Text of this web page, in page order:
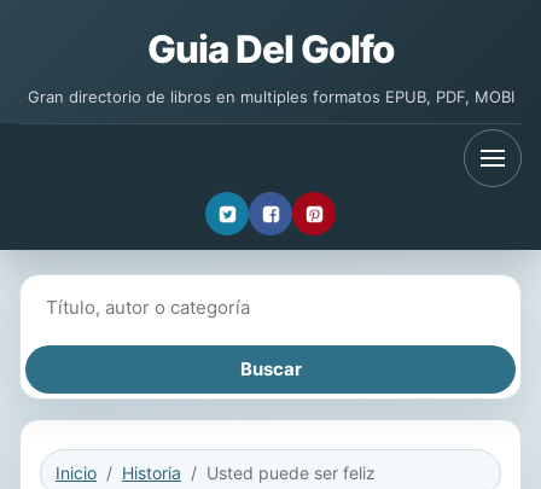
Guia Del Golfo
Gran directorio de libros en multiples formatos EPUB, PDF, MOBI
Inicio Historia Usted puede ser feliz